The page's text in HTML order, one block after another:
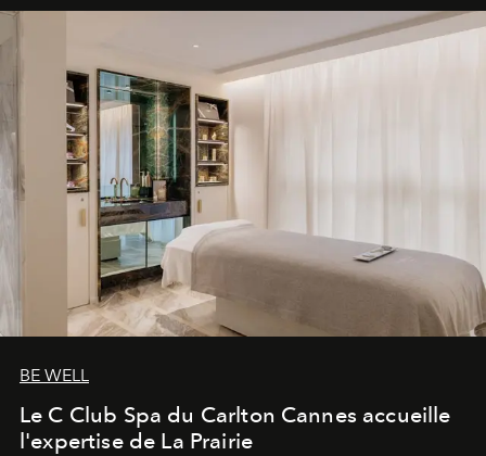
BE WELL
Le C Club Spa du Carlton Cannes accueille
l'expertise de La Prairie